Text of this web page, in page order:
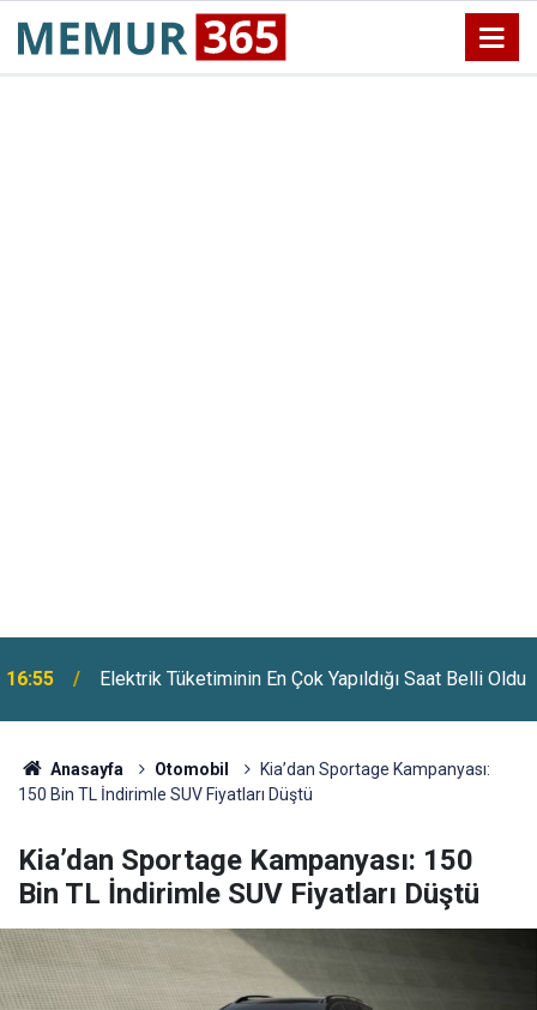
16:26
Yetkiler Verildi
Anasayfa Otomobil
Kia’dan Sportage Kampanyası:
150 Bin TL İndirimle SUV Fiyatları Düştü
Kia’dan Sportage Kampanyası: 150
Bin TL İndirimle SUV Fiyatları Düştü